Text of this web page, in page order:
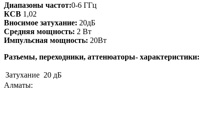
Диапазоны частот:0-6 ГГц
КСВ 1,02
Вносимое затухание: 20дБ
Средняя мощность: 2 Вт
Импульсная мощность: 20Вт
Разъемы, переходники, аттенюаторы- характеристики:
Затухание 20 дБ
Алматы: